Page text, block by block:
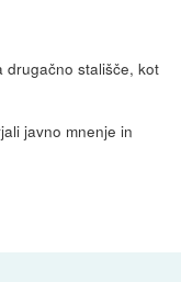
drugačno stališče, kot
javno mnenje in